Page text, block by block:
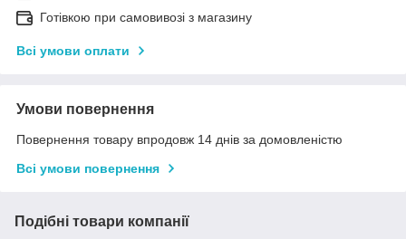
Готівкою при самовивозі з магазину
Всі умови оплати
Умови повернення
Повернення товару впродовж 14 днів за домовленістю
Всі умови повернення
Подібні товари компанії